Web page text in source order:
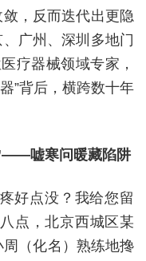
，反而迭代出更隐
广州、深圳多地门
疗器械领域专家，
”背后，横跨数十年
嘘寒问暖藏陷阱
好点没？我给您留
点，北京西城区某
（化名）熟练地搀